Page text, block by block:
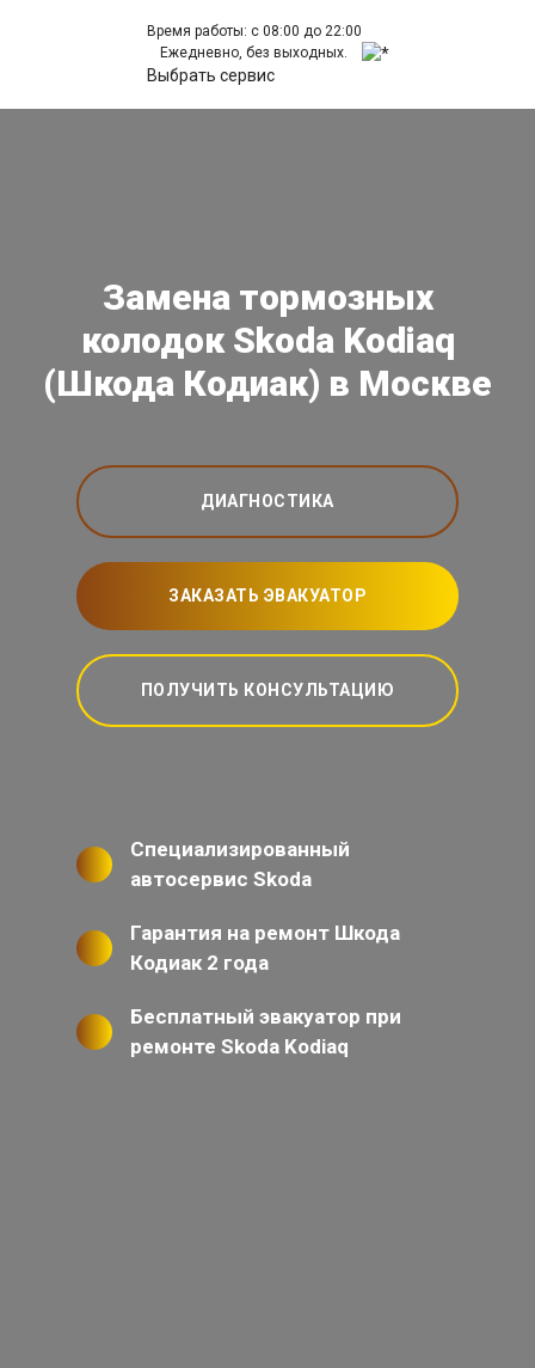
Время работы: с 08:00 до 22:00
Ежедневно, без выходных.
Выбрать сервис
Замена тормозных
колодок Skoda Kodiaq
(Шкода Кодиак) в Москве
ДИАГНОСТИКА
ЗАКАЗАТЬ ЭВАКУАТОР
ПОЛУЧИТЬ КОНСУЛЬТАЦИЮ
Специализированный
автосервис Skoda
Гарантия на ремонт Шкода
Кодиак 2 года
Бесплатный эвакуатор при
ремонте Skoda Kodiaq